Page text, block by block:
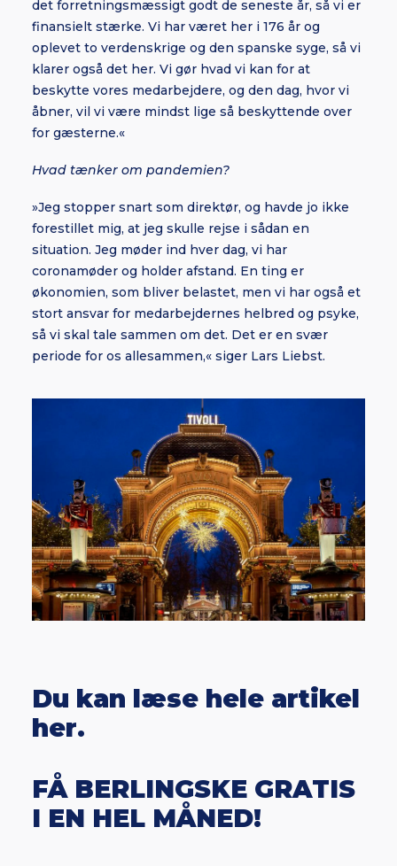
det forretningsmæssigt godt de seneste år, så vi er
finansielt stærke. Vi har været her i 176 år og
oplevet to verdenskrige og den spanske syge, så vi
klarer også det her. Vi gør hvad vi kan for at
beskytte vores medarbejdere, og den dag, hvor vi
åbner, vil vi være mindst lige så beskyttende over
for gæsterne.«
Hvad tænker om pandemien?
»Jeg stopper snart som direktør, og havde jo ikke
forestillet mig, at jeg skulle rejse i sådan en
situation. Jeg møder ind hver dag, vi har
coronamøder og holder afstand. En ting er
økonomien, som bliver belastet, men vi har også et
stort ansvar for medarbejdernes helbred og psyke,
så vi skal tale sammen om det. Det er en svær
periode for os allesammen,« siger Lars Liebst.
Du kan læse hele artikel
her.
FÅ BERLINGSKE GRATIS
I EN HEL MÅNED!